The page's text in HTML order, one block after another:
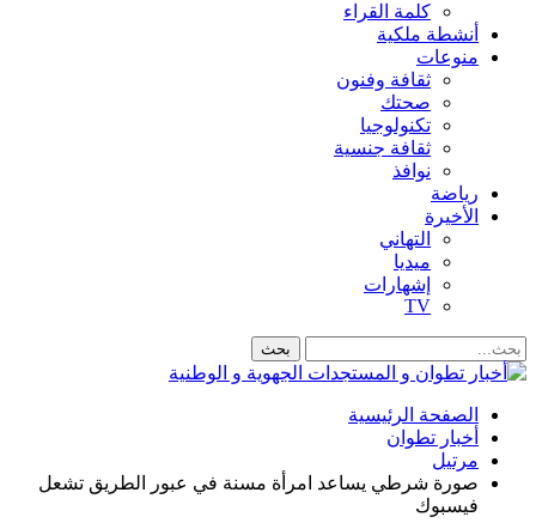
كلمة القراء
أنشطة ملكية
منوعات
ثقافة وفنون
صحتك
تكنولوجيا
ثقافة جنسية
نوافذ
رياضة
الأخيرة
التهاني
ميديا
إشهارات
TV
الصفحة الرئيسية
أخبار تطوان
مرتيل
صورة شرطي يساعد امرأة مسنة في عبور الطريق تشعل
فيسبوك